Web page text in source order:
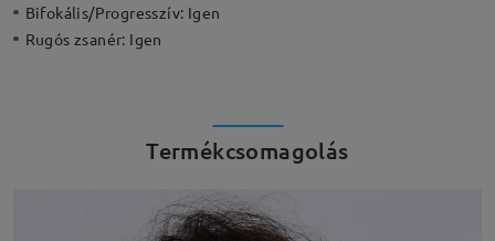
Bifokális/Progresszív: Igen
Rugós zsanér: Igen
Termékcsomagolás